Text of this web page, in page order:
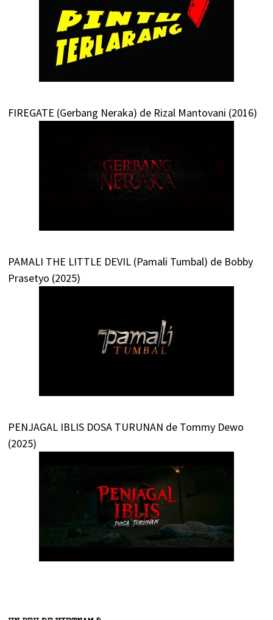
FIREGATE (Gerbang Neraka) de Rizal Mantovani (2016)
PAMALI THE LITTLE DEVIL (Pamali Tumbal) de Bobby
Prasetyo (2025)
PENJAGAL IBLIS DOSA TURUNAN de Tommy Dewo
(2025)